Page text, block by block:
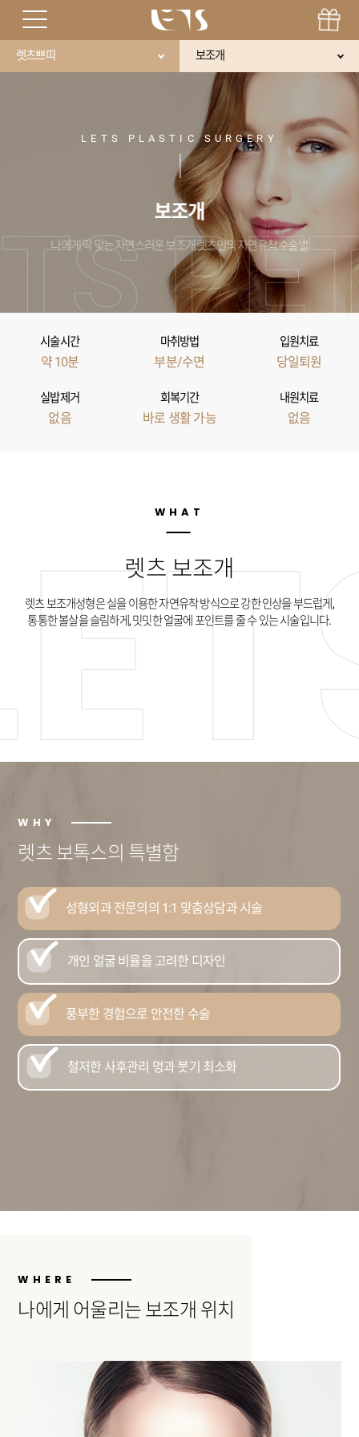
렛츠쁘띠 보조개
LETS PLASTIC SURGERY
보조개
나에게 딱 맞는 자연스러운 보조개 렛츠만의 자연유착 수술법
약 10분 부분/수면 당일퇴원
없음 바로 생활 가능 없음
WHAT
렛츠 보조개
렛츠 보조개성형은 실을 이용한 자연유착 방식으로 강한 인상을 부드럽게,
통통한 볼살을 슬림하게, 밋밋한 얼굴에 포인트를 줄 수 있는 시술입니다.
WHY
렛츠 보톡스의 특별함
성형외과 전문의의 1:1 맞춤상담과 시술
개인 얼굴 비율을 고려한 디자인
풍부한 경험으로 안전한 수술
철저한 사후관리 멍과 붓기 최소화
WHERE
나에게 어울리는 보조개 위치